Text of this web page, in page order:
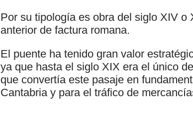
Por su tipología es obra del siglo XIV o
anterior de factura romana.
El puente ha tenido gran valor
ya que hasta el siglo XIX era el único
que convertía este pasaje en
Cantabria y para el tráfico de